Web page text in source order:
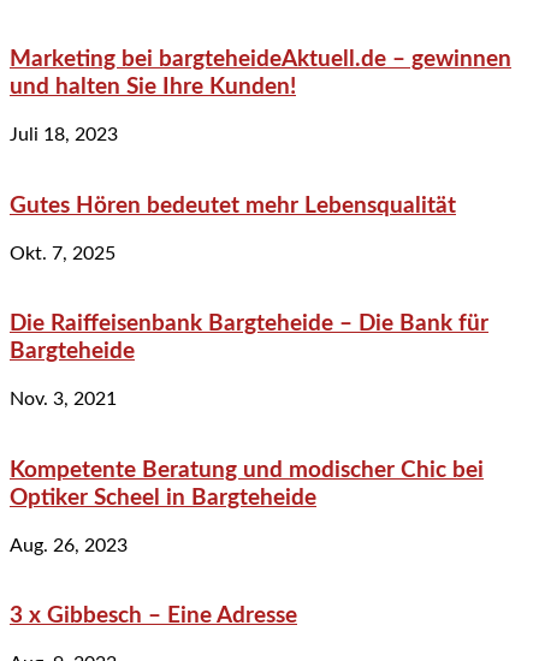
Marketing bei bargteheideAktuell.de – gewinnen
und halten Sie Ihre Kunden!
Juli 18, 2023
Gutes Hören bedeutet mehr Lebensqualität
Okt. 7, 2025
Die Raiffeisenbank Bargteheide – Die Bank für
Bargteheide
Nov. 3, 2021
Kompetente Beratung und modischer Chic bei
Optiker Scheel in Bargteheide
Aug. 26, 2023
3 x Gibbesch – Eine Adresse